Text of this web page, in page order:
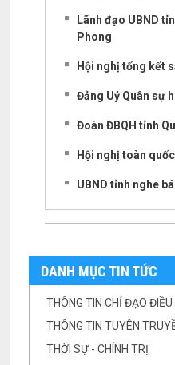
Lãnh đạo UBND
Phong
Hội nghị tổng kết
Đảng Uỷ Quân sự
Đoàn ĐBQH tỉnh
Hội nghị toàn
UBND tỉnh nghe
DANH MỤC TIN TỨC
THÔNG TIN CHỈ ĐẠO ĐIỀU
THÔNG TIN TUYÊN
THỜI SỰ - CHÍNH TRỊ